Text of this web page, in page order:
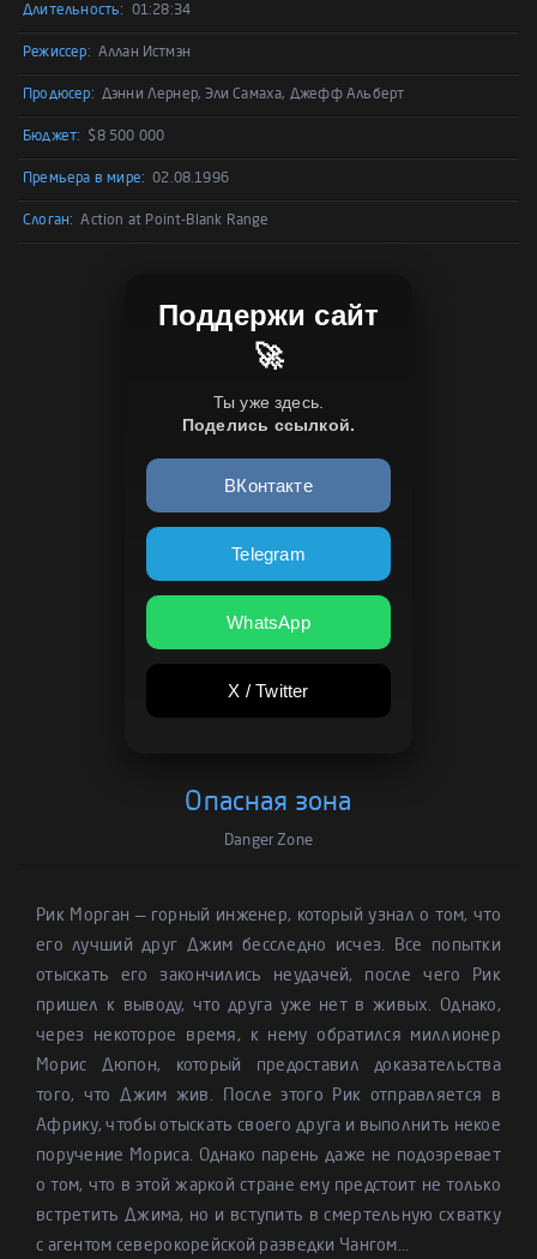
Длительность: 01:28:34
Режиссер: Аллан Истмэн
Продюсер: Дэнни Лернер, Эли Самаха, Джефф Альберт
Бюджет: $8 500 000
Премьера в мире: 02.08.1996
Слоган: Action at Point-Blank Range
Поддержи сайт
🚀
Ты уже здесь.
Поделись ссылкой.
ВКонтакте
Telegram
WhatsApp
X / Twitter
Опасная зона
Danger Zone
Рик Морган — горный инженер, который узнал о том, что
его лучший друг Джим бесследно исчез. Все попытки
отыскать его закончились неудачей, после чего Рик
пришел к выводу, что друга уже нет в живых. Однако,
через некоторое время, к нему обратился миллионер
Морис Дюпон, который предоставил доказательства
того, что Джим жив. После этого Рик отправляется в
Африку, чтобы отыскать своего друга и выполнить некое
поручение Мориса. Однако парень даже не подозревает
о том, что в этой жаркой стране ему предстоит не только
встретить Джима, но и вступить в смертельную схватку
с агентом северокорейской разведки Чангом...